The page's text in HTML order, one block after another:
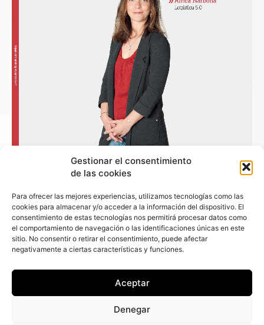
Gestionar el consentimiento
de las cookies
Para ofrecer las mejores experiencias, utilizamos tecnologías como las
cookies para almacenar y/o acceder a la información del dispositivo. El
consentimiento de estas tecnologías nos permitirá procesar datos como
el comportamiento de navegación o las identificaciones únicas en este
sitio. No consentir o retirar el consentimiento, puede afectar
negativamente a ciertas características y funciones.
Aceptar
Denegar
+ Fleet People
Contacto
Staff
La edición digital